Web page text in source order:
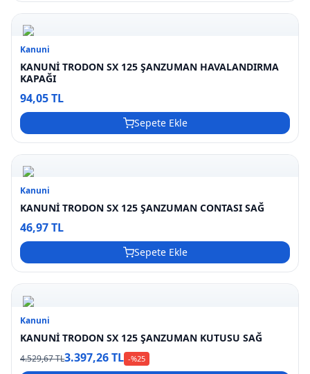
Kanuni
KANUNİ TRODON SX 125 ŞANZUMAN HAVALANDIRMA
KAPAĞI
94,05 TL
Sepete Ekle
Kanuni
KANUNİ TRODON SX 125 ŞANZUMAN CONTASI SAĞ
46,97 TL
Sepete Ekle
Kanuni
KANUNİ TRODON SX 125 ŞANZUMAN KUTUSU SAĞ
4.529,67 TL3.397,26 TL -%25